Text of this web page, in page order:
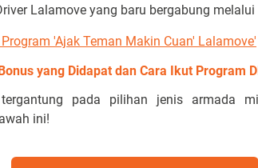
Lalamove yang baru bergabung melalui
'Ajak Teman Makin Cuan' Lalamove'
Bonus yang Didapat dan Cara Ikut Program
pada pilihan jenis armada
ini!